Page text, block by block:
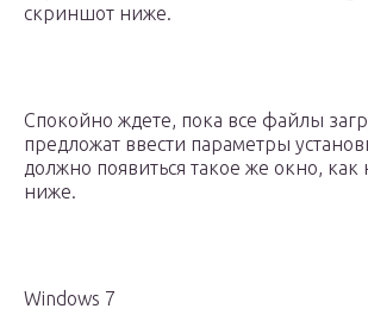
скриншот ниже.
Спокойно ждете, пока все файлы
предложат ввести параметры
должно появиться такое же окно, как
ниже.
Windows 7